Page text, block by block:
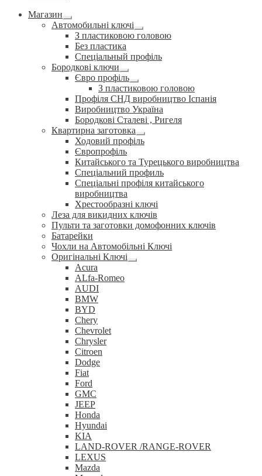
Магазин
Розгорнуте
вкладене
меню
Автомобильні ключі
Розгорнуте
вкладене
З пластиковою головою
Без пластика
Спеціальный профіль
Бородкові ключи
Розгорнуте
вкладене
меню
Євро профіль
Розгорнуте
вкладене
меню
З пластиковою головою
Профіля СНД виробництво Іспанія
Виробництво Україна
Бородкові Сталеві , Ригеля
Квартирна заготовка
Розгорнуте
вкладене
Ходовий профіль
Європрофіль
Китайського та Турецького виробництва
Спеціальний профиль
Спеціальні профіля китайського
виробництва
Хрестообразні ключі
Леза для викидних ключів
Пульти та заготовки домофонних ключів
Батарейки
Чохли на Автомобільні Ключі
Оригінальні Ключі
Розгорнуте
Acura
ALfa-Romeo
AUDI
BMW
BYD
Chery
Chevrolet
Chrysler
Citroen
Dodge
Fiat
Ford
GMC
JEEP
Honda
Hyundai
KIA
LAND-ROVER /RANGE-ROVER
LEXUS
Mazda